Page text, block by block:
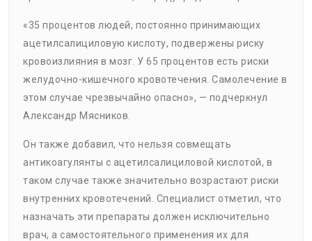
«35 процентов людей, постоянно принимающих
ацетилсалициловую кислоту, подвержены риску
кровоизлияния в мозг. У 65 процентов есть риски
желудочно-кишечного кровотечения. Самолечение в
этом случае чрезвычайно опасно», — подчеркнул
Александр Мясников.
Он также добавил, что нельзя совмещать
антикоагулянты с ацетилсалициловой кислотой, в
таком случае также значительно возрастают риски
внутренних кровотечений. Специалист отметил, что
назначать эти препараты должен исключительно
врач, а самостоятельного применения их для